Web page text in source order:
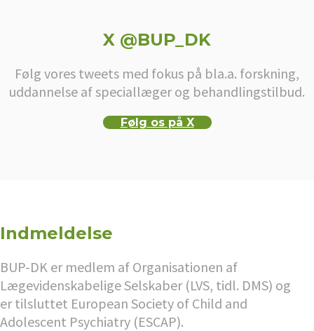
X @BUP_DK
Følg vores tweets med fokus på bla.a. forskning,
uddannelse af speciallæger og behandlingstilbud.
Følg os på X
Indmeldelse
BUP-DK er medlem af Organisationen af
Lægevidenskabelige Selskaber (LVS, tidl. DMS) og
er tilsluttet European Society of Child and
Adolescent Psychiatry (ESCAP).